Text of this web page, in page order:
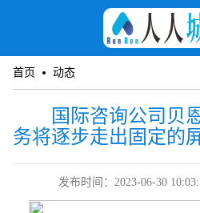
首页 动态
国际咨询公司贝
务将逐步走出固定的
发布时间：2023-06-30